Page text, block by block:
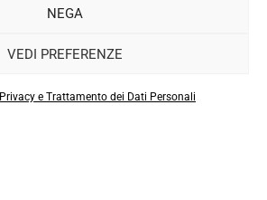
NEGA
VEDI PREFERENZE
Privacy e Trattamento dei Dati Personali